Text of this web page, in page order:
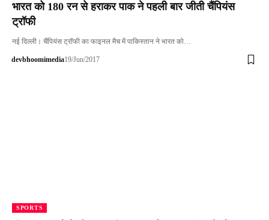
भारत को 180 रन से हराकर पाक ने पहली बार जीती चैंपियंस
ट्रॉफी
नई दिल्ली। चैंपियंस ट्रॉफी का फाइनल मैच में पाकिस्तान ने भारत को…
devbhoomimedia19/Jun/2017
SPORTS